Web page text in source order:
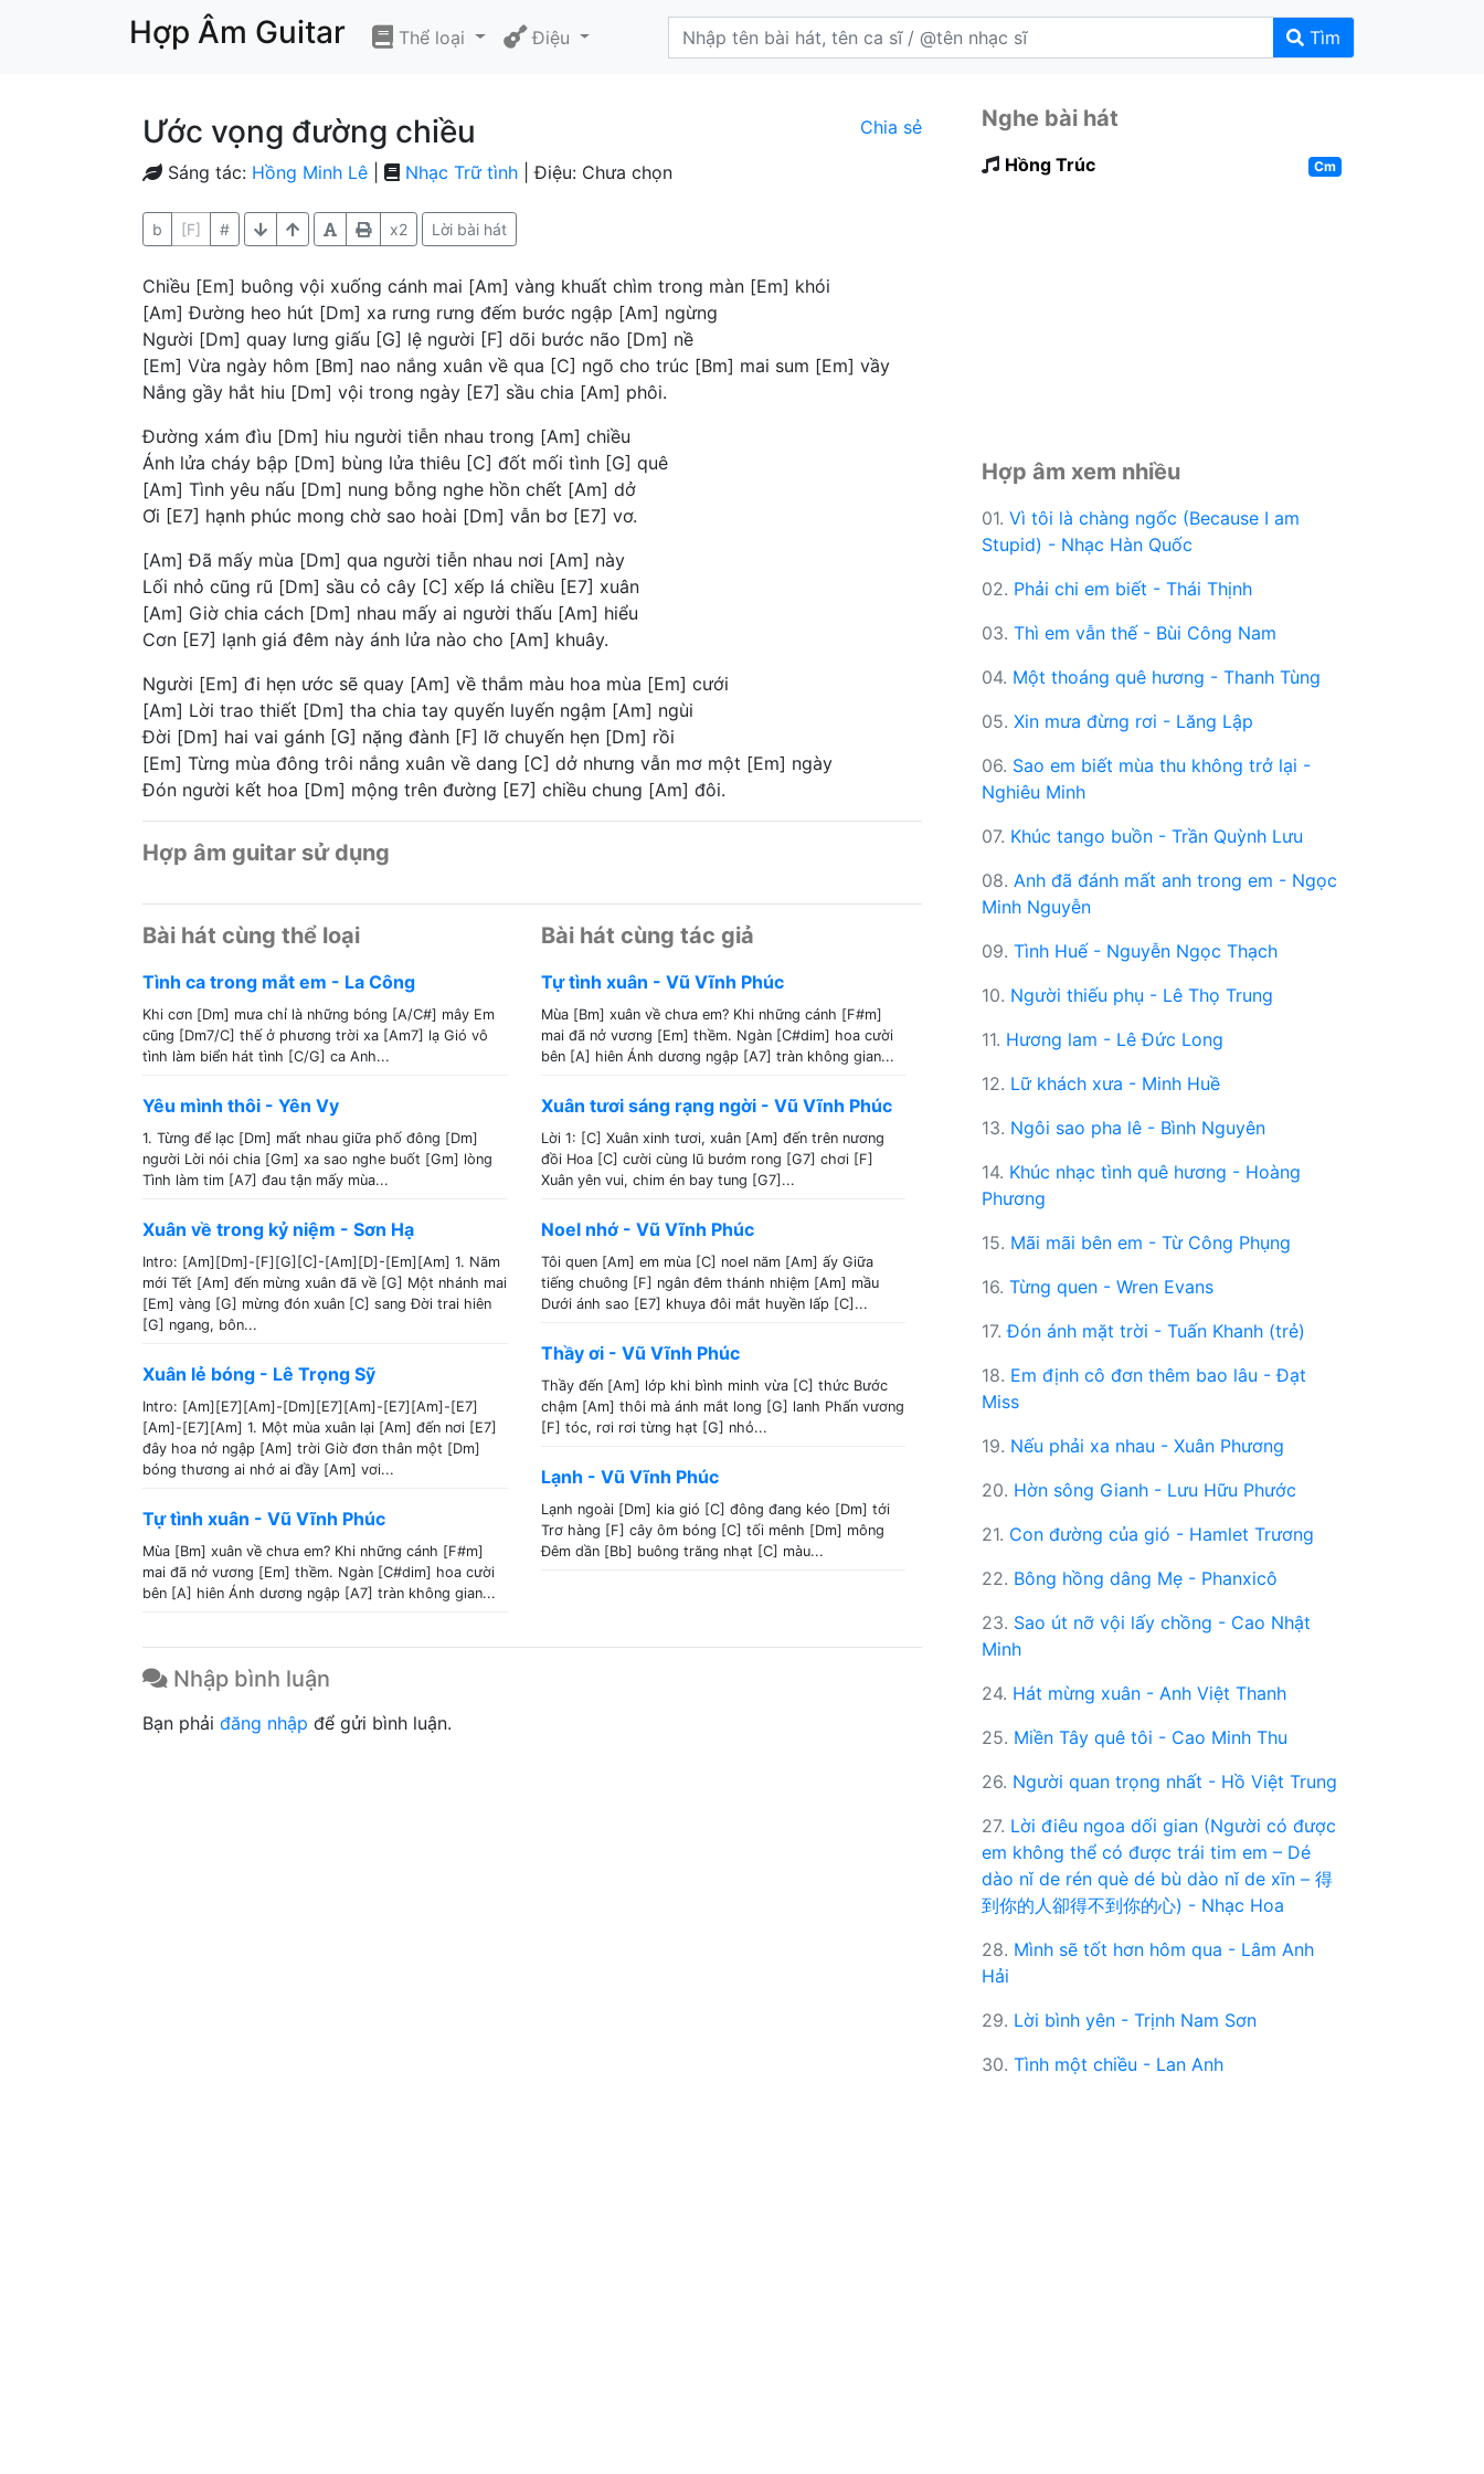
Hợp Âm Guitar Thể loại Điệu Tìm
Ước vọng đường chiều Chia sẻ
Sáng tác: Hồng Minh Lê Nhạc Trữ tình | Điệu: Chưa chọn
b [F] # x2 Lời bài hát
Chiều [Em] buông vội xuống cánh mai [Am] vàng khuất chìm trong màn [Em] khói
[Am] Đường heo hút [Dm] xa rưng rưng đếm bước ngập [Am] ngừng
Người [Dm] quay lưng giấu [G] lệ người [F] dõi bước não [Dm] nề
[Em] Vừa ngày hôm [Bm] nao nắng xuân về qua [C] ngõ cho trúc [Bm] mai sum [Em] vầy
Nắng gầy hắt hiu [Dm] vội trong ngày [E7] sầu chia [Am] phôi.
Đường xám đìu [Dm] hiu người tiễn nhau trong [Am] chiều
Ánh lửa cháy bập [Dm] bùng lửa thiêu [C] đốt mối tình [G] quê
[Am] Tình yêu nấu [Dm] nung bỗng nghe hồn chết [Am] dở
Ơi [E7] hạnh phúc mong chờ sao hoài [Dm] vẫn bơ [E7] vơ.
[Am] Đã mấy mùa [Dm] qua người tiễn nhau nơi [Am] này
Lối nhỏ cũng rũ [Dm] sầu cỏ cây [C] xếp lá chiều [E7] xuân
[Am] Giờ chia cách [Dm] nhau mấy ai người thấu [Am] hiểu
Cơn [E7] lạnh giá đêm này ánh lửa nào cho [Am] khuây.
Người [Em] đi hẹn ước sẽ quay [Am] về thắm màu hoa mùa [Em] cưới
[Am] Lời trao thiết [Dm] tha chia tay quyến luyến ngậm [Am] ngùi
Đời [Dm] hai vai gánh [G] nặng đành [F] lỡ chuyến hẹn [Dm] rồi
[Em] Từng mùa đông trôi nắng xuân về dang [C] dở nhưng vẫn mơ một [Em] ngày
Đón người kết hoa [Dm] mộng trên đường [E7] chiều chung [Am] đôi.
Hợp âm guitar sử dụng
Bài hát cùng thể loại
Tình ca trong mắt em - La Công
Khi cơn [Dm] mưa chỉ là những bóng [A/C#] mây Em
cũng [Dm7/C] thế ở phương trời xa [Am7] lạ Gió vô
tình làm biển hát tình [C/G] ca Anh...
Yêu mình thôi - Yên Vy
1. Từng để lạc [Dm] mất nhau giữa phố đông [Dm]
người Lời nói chia [Gm] xa sao nghe buốt [Gm] lòng
Tình làm tim [A7] đau tận mấy mùa...
Xuân về trong kỷ niệm - Sơn Hạ
Intro: [Am][Dm]-[F][G][C]-[Am][D]-[Em][Am] 1. Năm
mới Tết [Am] đến mừng xuân đã về [G] Một nhánh mai
[Em] vàng [G] mừng đón xuân [C] sang Đời trai hiên
[G] ngang, bôn...
Xuân lẻ bóng - Lê Trọng Sỹ
Intro: [Am][E7][Am]-[Dm][E7][Am]-[E7][Am]-[E7]
[Am]-[E7][Am] 1. Một mùa xuân lại [Am] đến nơi [E7]
đây hoa nở ngập [Am] trời Giờ đơn thân một [Dm]
bóng thương ai nhớ ai đầy [Am] vơi...
Tự tình xuân - Vũ Vĩnh Phúc
Mùa [Bm] xuân về chưa em? Khi những cánh [F#m]
mai đã nở vương [Em] thềm. Ngàn [C#dim] hoa cười
bên [A] hiên Ánh dương ngập [A7] tràn không gian...
Bài hát cùng tác giả
Tự tình xuân - Vũ Vĩnh Phúc
Mùa [Bm] xuân về chưa em? Khi những cánh [F#m]
mai đã nở vương [Em] thềm. Ngàn [C#dim] hoa cười
bên [A] hiên Ánh dương ngập [A7] tràn không gian...
Xuân tươi sáng rạng ngời - Vũ Vĩnh Phúc
Lời 1: [C] Xuân xinh tươi, xuân [Am] đến trên nương
đồi Hoa [C] cười cùng lũ bướm rong [G7] chơi [F]
Xuân yên vui, chim én bay tung [G7]...
Noel nhớ - Vũ Vĩnh Phúc
Tôi quen [Am] em mùa [C] noel năm [Am] ấy Giữa
tiếng chuông [F] ngân đêm thánh nhiệm [Am] mầu
Dưới ánh sao [E7] khuya đôi mắt huyền lấp [C]...
Thầy ơi - Vũ Vĩnh Phúc
Thầy đến [Am] lớp khi bình minh vừa [C] thức Bước
chậm [Am] thôi mà ánh mắt long [G] lanh Phấn vương
[F] tóc, rơi rơi từng hạt [G] nhỏ...
Lạnh - Vũ Vĩnh Phúc
Lạnh ngoài [Dm] kia gió [C] đông đang kéo [Dm] tới
Trơ hàng [F] cây ôm bóng [C] tối mênh [Dm] mông
Đêm dần [Bb] buông trăng nhạt [C] màu...
Nhập bình luận
Bạn phải đăng nhập để gửi bình luận.
Nghe bài hát
Hồng Trúc Cm
Hợp âm xem nhiều
01. Vì tôi là chàng ngốc (Because I am
Stupid) - Nhạc Hàn Quốc
02. Phải chi em biết - Thái Thịnh
03. Thì em vẫn thế - Bùi Công Nam
04. Một thoáng quê hương - Thanh Tùng
05. Xin mưa đừng rơi - Lăng Lập
06. Sao em biết mùa thu không trở lại -
Nghiêu Minh
07. Khúc tango buồn - Trần Quỳnh Lưu
08. Anh đã đánh mất anh trong em - Ngọc
Minh Nguyễn
09. Tình Huế - Nguyễn Ngọc Thạch
10. Người thiếu phụ - Lê Thọ Trung
11. Hương lam - Lê Đức Long
12. Lữ khách xưa - Minh Huề
13. Ngôi sao pha lê - Bình Nguyên
14. Khúc nhạc tình quê hương - Hoàng
Phương
15. Mãi mãi bên em - Từ Công Phụng
16. Từng quen - Wren Evans
17.Đón ánh mặt trời - Tuấn Khanh (trẻ)
18. Em định cô đơn thêm bao lâu - Đạt
Miss
19. Nếu phải xa nhau - Xuân Phương
20. Hờn sông Gianh - Lưu Hữu Phước
21. Con đường của gió - Hamlet Trương
22. Bông hồng dâng Mẹ - Phanxicô
23. Sao út nỡ vội lấy chồng - Cao Nhật
Minh
24. Hát mừng xuân - Anh Việt Thanh
25. Miền Tây quê tôi - Cao Minh Thu
26. Người quan trọng nhất - Hồ Việt Trung
27. Lời điêu ngoa dối gian (Người có được
em không thể có được trái tim em – Dé
dào nǐ de rén què dé bù dào nǐ de xīn – 得
到你的人卻得不到你的心) - Nhạc Hoa
28. Mình sẽ tốt hơn hôm qua - Lâm Anh
Hải
29. Lời bình yên - Trịnh Nam Sơn
30. Tình một chiều - Lan Anh